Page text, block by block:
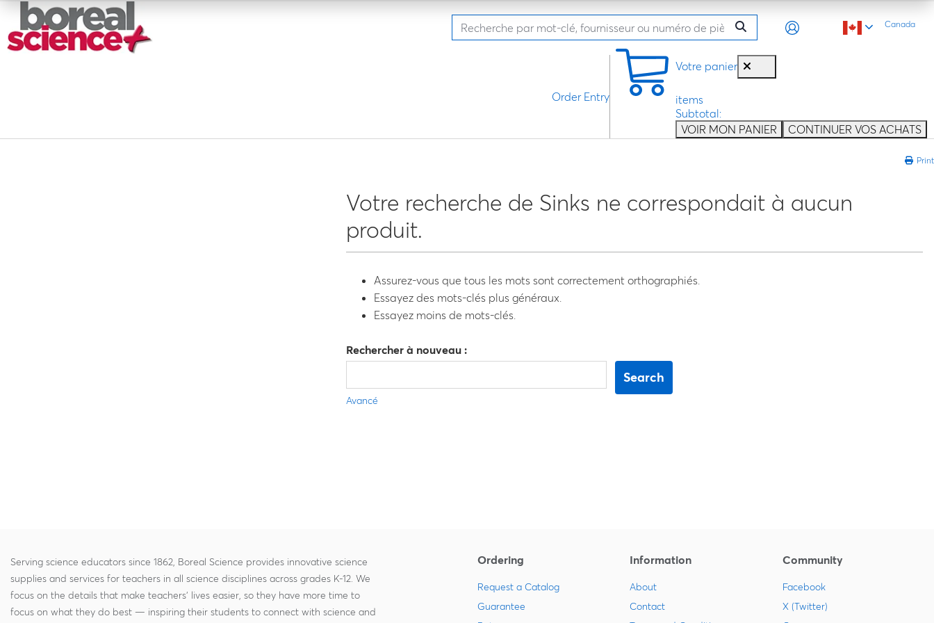
Canada
Votre panier
items
Subtotal:
VOIR MON PANIER
CONTINUER VOS ACHATS
Order Entry
Print
Votre recherche de Sinks ne correspondait à aucun
produit.
Assurez-vous que tous les mots sont correctement orthographiés.
Essayez des mots-clés plus généraux.
Essayez moins de mots-clés.
Rechercher à nouveau :
Search
Avancé
Serving science educators since 1862, Boreal Science provides innovative science
supplies and services for teachers in all science disciplines across grades K-12. We
focus on the details that make teachers' lives easier, so they have more time to
focus on what they do best — inspiring their students to connect with science and
Ordering
Request a Catalog
Guarantee
Information
About
Contact
Community
Facebook
X (Twitter)